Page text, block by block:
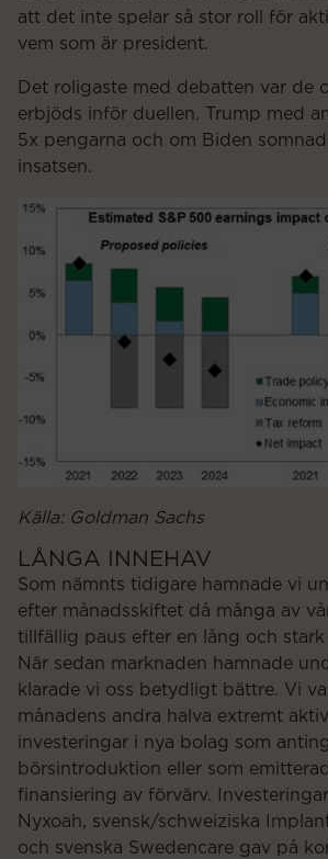
att det inte spelar så stor roll för
vem som är president.
Det roligaste med debatten var de
erbjöds inför duellen. Trump med
5x pengarna och om Biden
insatsen.
Källa: Goldman Sachs
LÅNGA INNEHAV
Som nämnts tidigare hamnade vi
efter månadsskiftet då många av
tillfällig paus efter en lång och
När sedan marknaden hamnade
klarade vi oss betydligt bättre. Vi
månadens andra halva extremt
investeringar i nya bolag som
börsintroduktion eller som
finansiering av förvärv.
Nyxoah, svensk/schweiziska
och svenska Swedencare gav på